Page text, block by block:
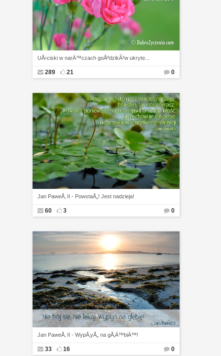
UÅ›ciski w narÄ™czach goÅºdzikÃ³w ukryte...
289 21 0
Jan PaweÅ‚ II - PowstaÅ„! Jest nadzieja!
60 3 0
Jan PaweÅ‚ II - WypÅ‚yÅ„ na gÅ‚Ä™biÄ™!
33 16 0